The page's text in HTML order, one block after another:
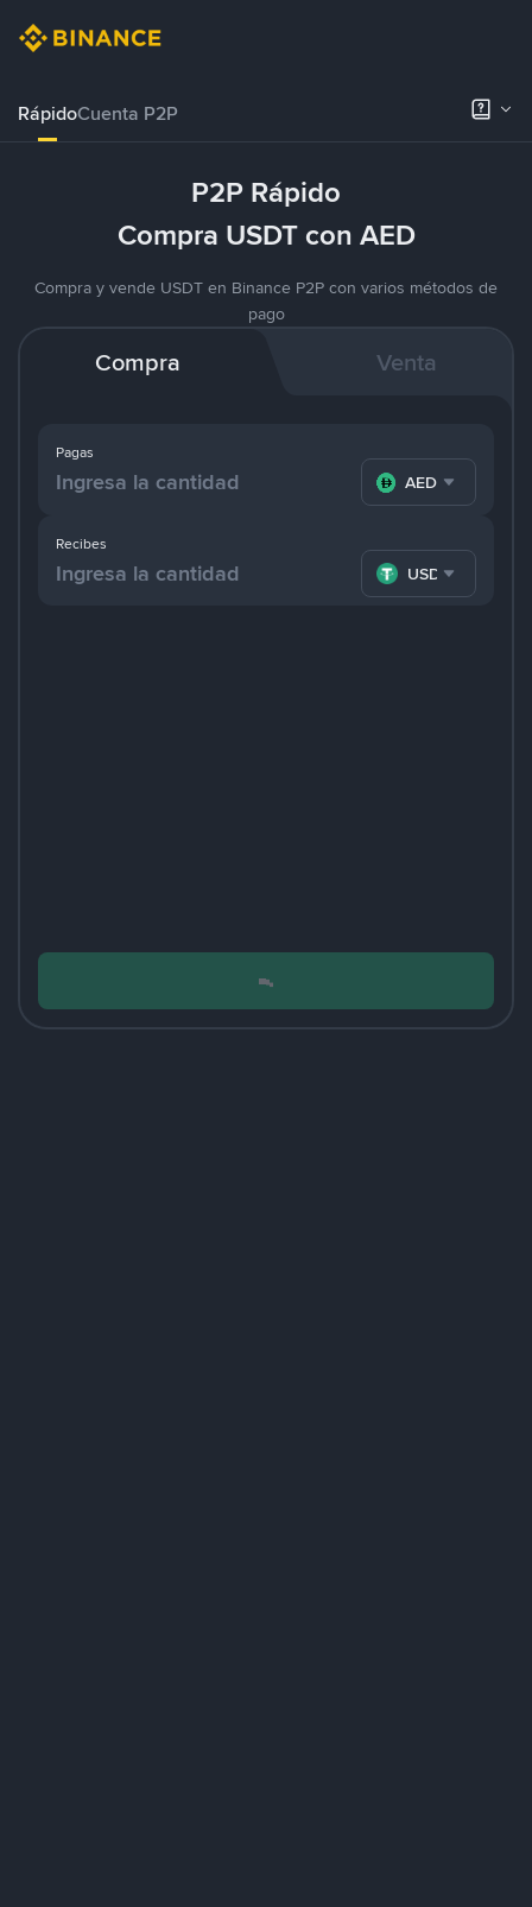
RápidoCuenta P2P
P2P Rápido
Compra USDT con AED
Compra y vende USDT en Binance P2P con varios métodos de
pago
Compra Venta
Pagas
AED
Recibes
USDT